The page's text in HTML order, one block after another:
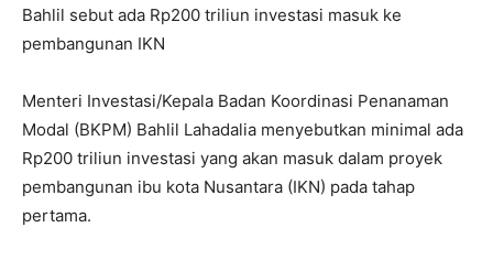
Bahlil sebut ada Rp200 triliun investasi masuk ke
pembangunan IKN
Menteri Investasi/Kepala Badan Koordinasi Penanaman
Modal (BKPM) Bahlil Lahadalia menyebutkan minimal ada
Rp200 triliun investasi yang akan masuk dalam proyek
pembangunan ibu kota Nusantara (IKN) pada tahap
pertama.